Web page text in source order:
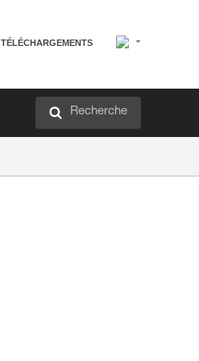
TÉLÉCHARGEMENTS
Recherche